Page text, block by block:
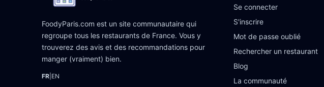
FoodyParis.com est un site communautaire qui
regroupe tous les restaurants de France. Vous y
trouverez des avis et des recommandations pour
manger (vraiment) bien.
FR EN
Se connecter
S'inscrire
Mot de passe oublié
Rechercher un restaurant
Blog
La communauté